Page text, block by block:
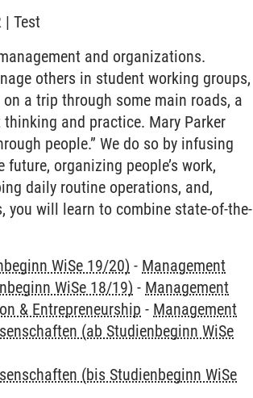
| Test
and organizations.
others in student working groups,
a trip through some main roads, a
and practice. Mary Parker
people.” We do so by infusing
organizing people’s work,
daily routine operations, and,
will learn to combine state-of-the-
WiSe 19/20) - Management
WiSe 18/19) - Management
& Entrepreneurship - Management
(ab Studienbeginn WiSe
(bis Studienbeginn WiSe